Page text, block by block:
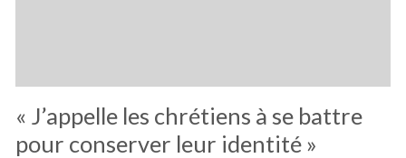
« J’appelle les chrétiens à se battre
pour conserver leur identité »